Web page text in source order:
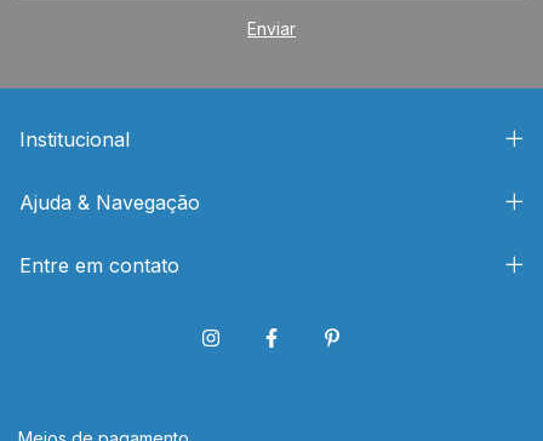
Institucional
Ajuda & Navegação
Entre em contato